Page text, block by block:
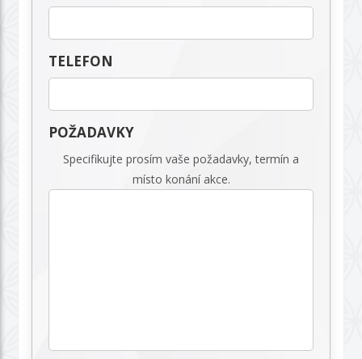
TELEFON
POŽADAVKY
Specifikujte prosím vaše požadavky, termín a
místo konání akce.